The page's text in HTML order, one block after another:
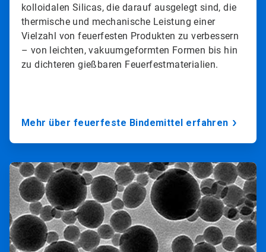
kolloidalen Silicas, die darauf ausgelegt sind, die
thermische und mechanische Leistung einer
Vielzahl von feuerfesten Produkten zu verbessern
– von leichten, vakuumgeformten Formen bis hin
zu dichteren gießbaren Feuerfestmaterialien.
Mehr über feuerfeste Bindemittel erfahren
A
r
t
c
l
e
T